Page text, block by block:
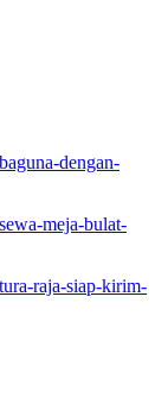
dengan-
meja-bulat-
raja-siap-kirim-